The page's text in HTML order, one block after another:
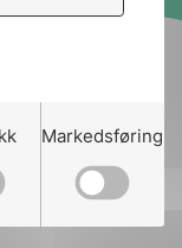
Markedsføring